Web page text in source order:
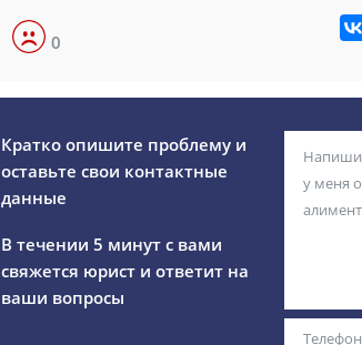
0
Кратко опишите проблему и
оставьте свои контактные
данные
В течении 5 минут с вами
свяжется юрист и ответит на
ваши вопросы